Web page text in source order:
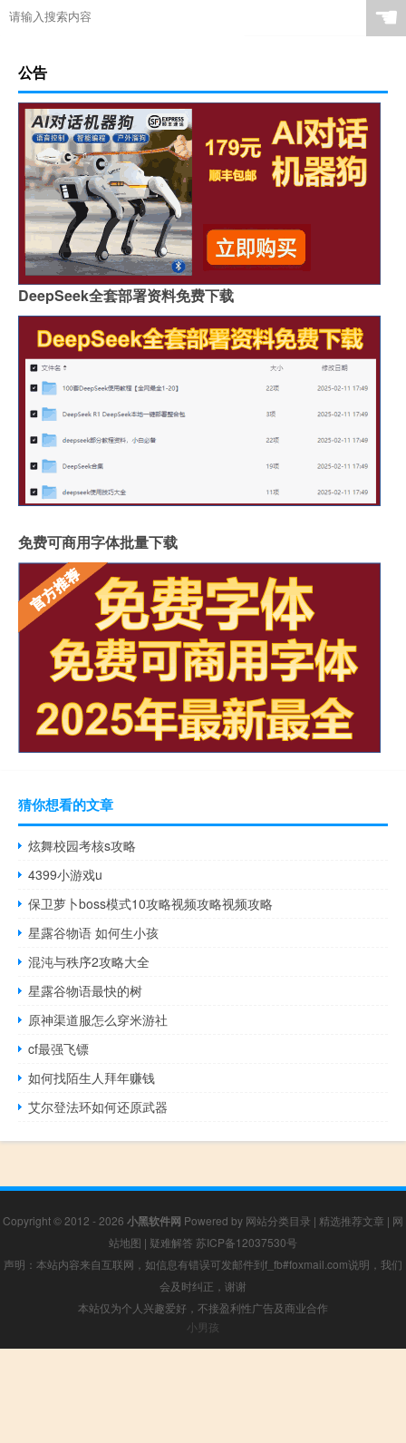
☚
公告
DeepSeek全套部署资料免费下载
免费可商用字体批量下载
猜你想看的文章
炫舞校园考核s攻略
4399小游戏u
保卫萝卜boss模式10攻略视频攻略视频攻略
星露谷物语 如何生小孩
混沌与秩序2攻略大全
星露谷物语最快的树
原神渠道服怎么穿米游社
cf最强飞镖
如何找陌生人拜年赚钱
艾尔登法环如何还原武器
Copyright © 2012 - 2026 小黑软件网 Powered by 网站分类目录 | 精选推荐文章 | 网
站地图 | 疑难解答 苏ICP备12037530号
声明：本站内容来自互联网，如信息有错误可发邮件到f_fb#foxmail.com说明，我们
会及时纠正，谢谢
本站仅为个人兴趣爱好，不接盈利性广告及商业合作
小男孩